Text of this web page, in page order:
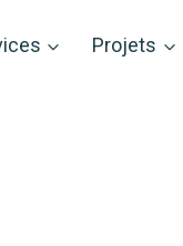
Projets